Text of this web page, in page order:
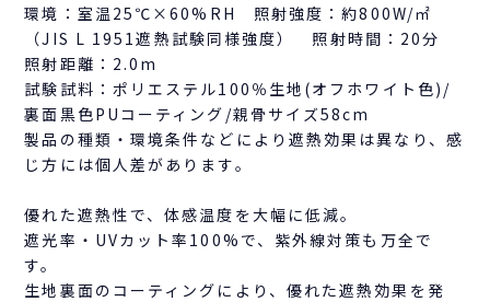
環境：室温25℃×60%RH 照射強度：約800W/㎡
（JIS L 1951遮熱試験同様強度） 照射時間：20分
照射距離：2.0m
試験試料：ポリエステル100％生地(オフホワイト色)/
裏面黒色PUコーティング/親骨サイズ58cm
製品の種類・環境条件などにより遮熱効果は異なり、感
じ方には個人差があります。
優れた遮熱性で、体感温度を大幅に低減。
遮光率・UVカット率100%で、紫外線対策も万全で
す。
生地裏面のコーティングにより、優れた遮熱効果を発